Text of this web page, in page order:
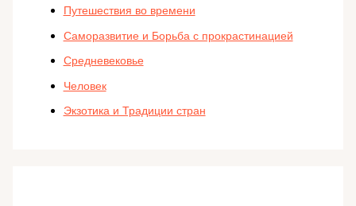
Путешествия во времени
Саморазвитие и Борьба с прокрастинацией
Средневековье
Человек
Экзотика и Традиции стран